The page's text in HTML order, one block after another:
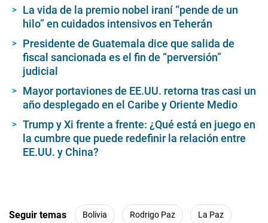
La vida de la premio nobel iraní “pende de un
hilo” en cuidados intensivos en Teherán
Presidente de Guatemala dice que salida de
fiscal sancionada es el fin de “perversión”
judicial
Mayor portaviones de EE.UU. retorna tras casi un
año desplegado en el Caribe y Oriente Medio
Trump y Xi frente a frente: ¿Qué está en juego en
la cumbre que puede redefinir la relación entre
EE.UU. y China?
Seguir temas Bolivia Rodrigo Paz La Paz